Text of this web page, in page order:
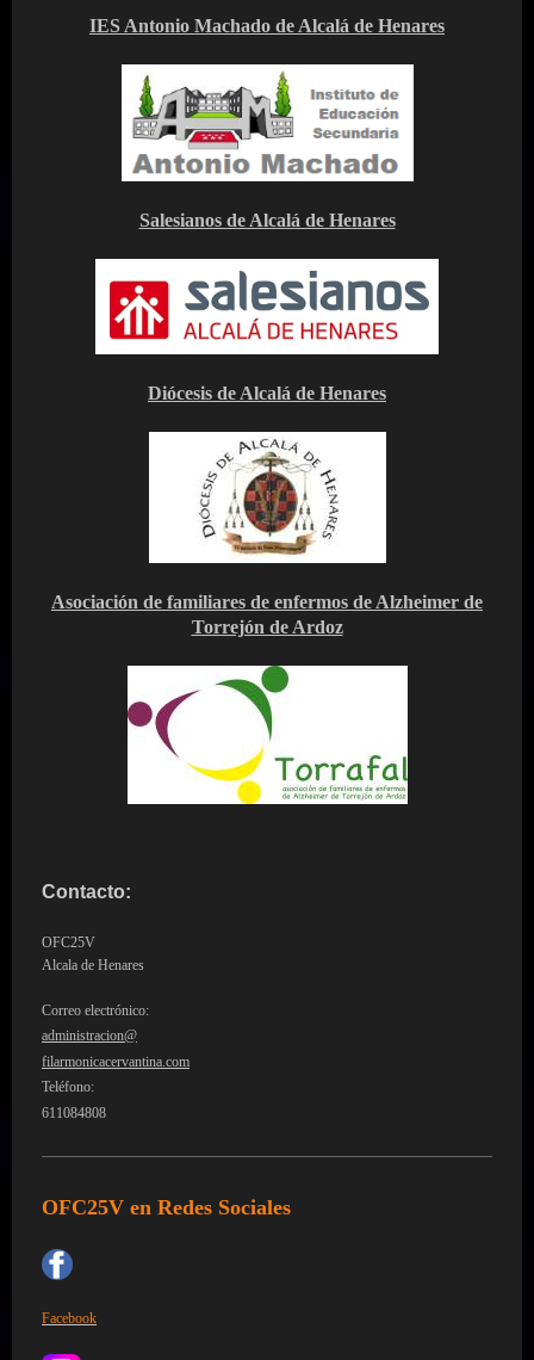
IES Antonio Machado de Alcalá de Henares
Salesianos de Alcalá de Henares
Diócesis de Alcalá de Henares
Asociación de familiares de enfermos de Alzheimer de
Torrejón de Ardoz
Contacto:
OFC25V
Alcala de Henares
Correo electrónico:
administracion@
filarmonicacervantina.com
Teléfono:
611084808
OFC25V en Redes Sociales
Facebook